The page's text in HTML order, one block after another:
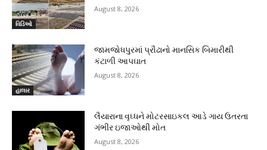
વિડિઓ
August 8, 2026
હાલાર
જામજોધપુરમાં પ્રૌઢાનો માનસિક બિમારીથી
કંટાળી આપઘાત
August 8, 2026
લૈયારાના વૃઘ્ધને મોટરસાઇકલ આડે ગાય ઉતરતા
ગંભીર ઇજાઓથી મોત
August 8, 2026